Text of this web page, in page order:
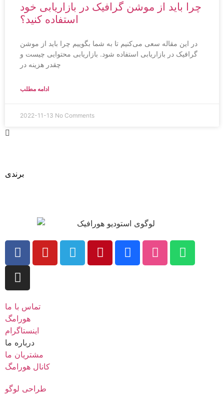
چرا باید از موشن گرافیک در بازاریابی خود
استفاده کنید؟
در این مقاله سعی می‌کنیم تا به شما بگوییم چرا باید از موشن
گرافیک در بازاریابی استفاده شود. بازاریابی محتوایی چیست و
چقدر هزینه در
ادامه مطلب
2022-11-13 No Comments
برندی
تماس با ما
هورامگ
اینستاگرام
درباره ما
مشتریان ما
کانال هورامگ
طراحی لوگو